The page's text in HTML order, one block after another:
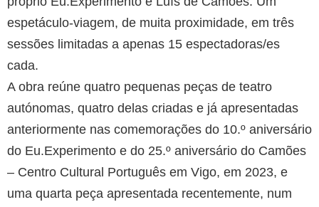
espetáculo-viagem, de muita proximidade, em três
sessões limitadas a apenas 15 espectadoras/es
cada.
A obra reúne quatro pequenas peças de teatro
autónomas, quatro delas criadas e já apresentadas
anteriormente nas comemorações do 10.º aniversário
do Eu.Experimento e do 25.º aniversário do Camões
– Centro Cultural Português em Vigo, em 2023, e
uma quarta peça apresentada recentemente, num